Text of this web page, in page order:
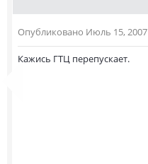
Опубликовано Июль 15, 2007
Кажись ГТЦ перепускает.